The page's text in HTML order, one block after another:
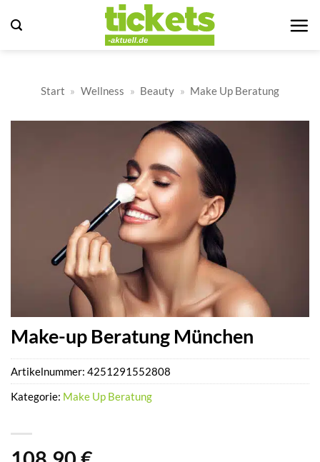
Inhalt
Start » Wellness » Beauty » Make Up Beratung
Make-up Beratung München
Artikelnummer: 4251291552808
Kategorie: Make Up Beratung